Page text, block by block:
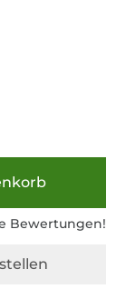
Bewertungen!